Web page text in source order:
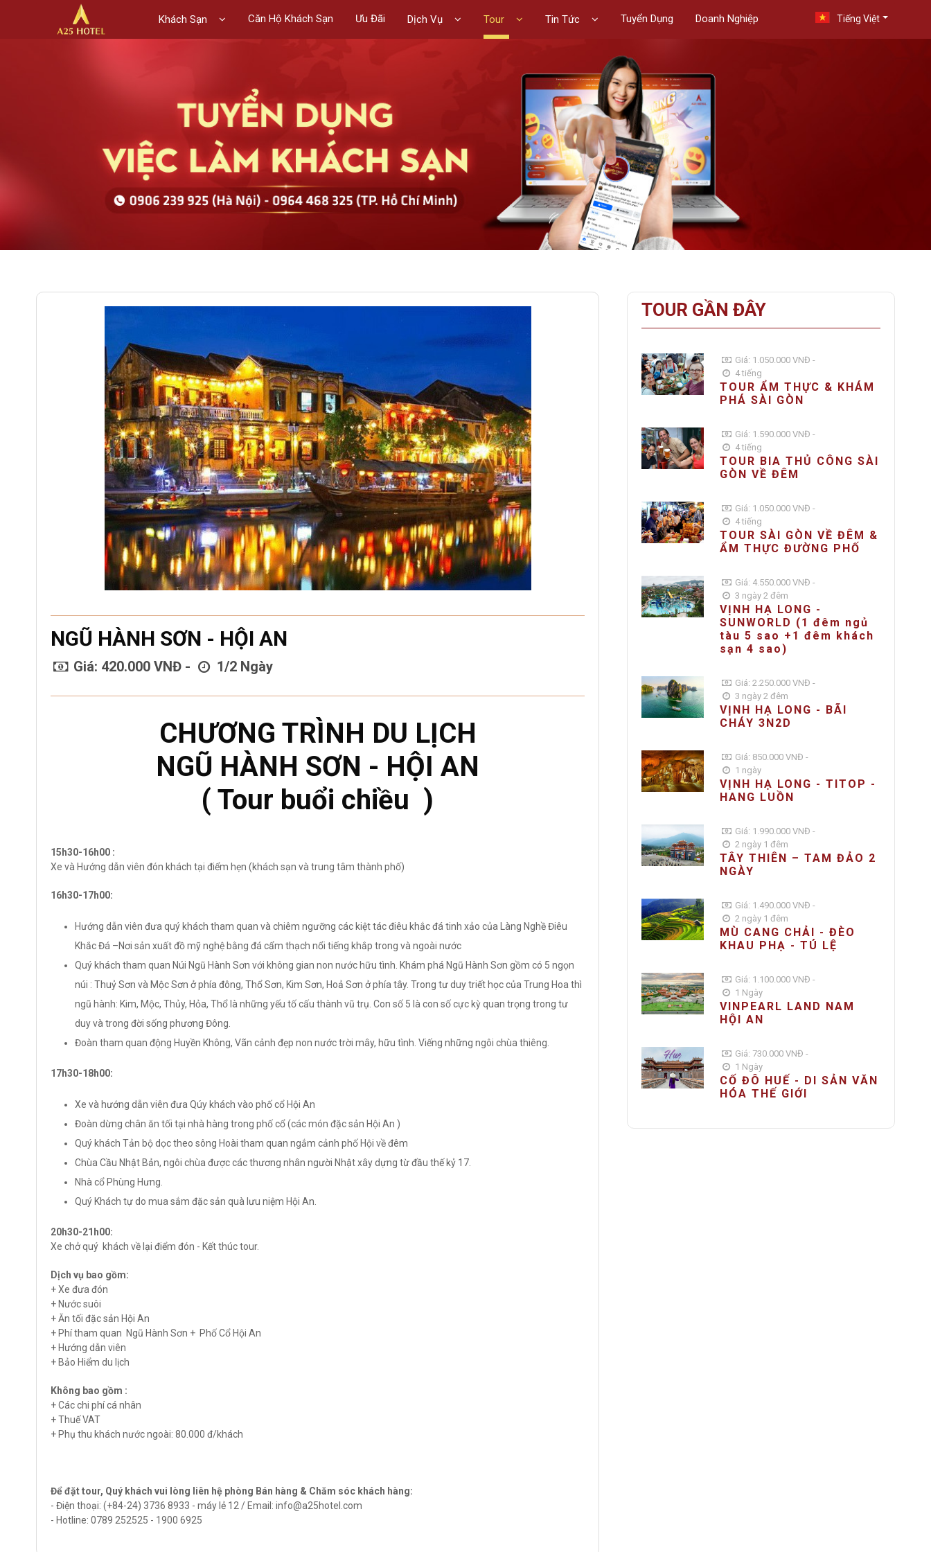
Khách Sạn Căn Hộ Khách Sạn Ưu Đãi Dịch Vụ Tour Tin Tức Tuyển Dụng Doanh Nghiệp Tiếng Việt
NGŨ HÀNH SƠN - HỘI AN
Giá: 420.000 VNĐ - 1/2 Ngày
CHƯƠNG TRÌNH DU LỊCH
NGŨ HÀNH SƠN - HỘI AN
( Tour buổi chiều )
15h30-16h00 :
Xe và Hướng dẫn viên đón khách tại điểm hẹn (khách sạn và trung tâm thành phố)
16h30-17h00:
Hướng dẫn viên đưa quý khách tham quan và chiêm ngưỡng các kiệt tác điêu khắc đá tinh xảo của Làng Nghề Điêu
Khắc Đá –Nơi sản xuất đồ mỹ nghệ bằng đá cẩm thạch nổi tiếng khắp trong và ngoài nước
Quý khách tham quan Núi Ngũ Hành Sơn với không gian non nước hữu tình. Khám phá Ngũ Hành Sơn gồm có 5 ngọn
núi : Thuỷ Sơn và Mộc Sơn ở phía đông, Thổ Sơn, Kim Sơn, Hoả Sơn ở phía tây. Trong tư duy triết học của Trung Hoa thì
ngũ hành: Kim, Mộc, Thủy, Hỏa, Thổ là những yếu tố cấu thành vũ trụ. Con số 5 là con số cực kỳ quan trọng trong tư
duy và trong đời sống phương Đông.
Đoàn tham quan động Huyền Không, Vãn cảnh đẹp non nước trời mây, hữu tình. Viếng những ngôi chùa thiêng.
17h30-18h00:
Xe và hướng dẫn viên đưa Qúy khách vào phố cổ Hội An
Đoàn dừng chân ăn tối tại nhà hàng trong phố cổ (các món đặc sản Hội An )
Quý khách Tản bộ dọc theo sông Hoài tham quan ngắm cảnh phố Hội về đêm
Chùa Cầu Nhật Bản, ngôi chùa được các thương nhân người Nhật xây dựng từ đầu thế kỷ 17.
Nhà cổ Phùng Hưng.
Quý Khách tự do mua sắm đặc sản quà lưu niệm Hội An.
20h30-21h00:
Xe chở quý khách về lại điểm đón - Kết thúc tour.
Dịch vụ bao gồm:
+ Xe đưa đón
+ Nước suôi
+ Ăn tối đặc sản Hội An
+ Phí tham quan Ngũ Hành Sơn + Phố Cổ Hội An
+ Hướng dẫn viên
+ Bảo Hiểm du lịch
Không bao gồm :
+ Các chi phí cá nhân
+ Thuế VAT
+ Phụ thu khách nước ngoài: 80.000 đ/khách
Để đặt tour, Quý khách vui lòng liên hệ phòng Bán hàng & Chăm sóc khách hàng:
- Điện thoại: (+84-24) 3736 8933 - máy lẻ 12 / Email: info@a25hotel.com
- Hotline: 0789 252525 - 1900 6925
TOUR GẦN ĐÂY
Giá: 1.050.000 VNĐ -
4 tiếng
TOUR ẨM THỰC & KHÁM
PHÁ SÀI GÒN
Giá: 1.590.000 VNĐ -
4 tiếng
TOUR BIA THỦ CÔNG SÀI
GÒN VỀ ĐÊM
Giá: 1.050.000 VNĐ -
4 tiếng
TOUR SÀI GÒN VỀ ĐÊM &
ẨM THỰC ĐƯỜNG PHỐ
Giá: 4.550.000 VNĐ -
3 ngày 2 đêm
VỊNH HẠ LONG -
SUNWORLD (1 đêm ngủ
tàu 5 sao +1 đêm khách
sạn 4 sao)
Giá: 2.250.000 VNĐ -
3 ngày 2 đêm
VỊNH HẠ LONG - BÃI
CHÁY 3N2D
Giá: 850.000 VNĐ -
1 ngày
VỊNH HẠ LONG - TITOP -
HANG LUỒN
Giá: 1.990.000 VNĐ -
2 ngày 1 đêm
TÂY THIÊN – TAM ĐẢO 2
NGÀY
Giá: 1.490.000 VNĐ -
2 ngày 1 đêm
MÙ CANG CHẢI - ĐÈO
KHAU PHẠ - TÚ LỆ
Giá: 1.100.000 VNĐ -
1 Ngày
VINPEARL LAND NAM
HỘI AN
Giá: 730.000 VNĐ -
1 Ngày
CỐ ĐÔ HUẾ - DI SẢN VĂN
HÓA THẾ GIỚI